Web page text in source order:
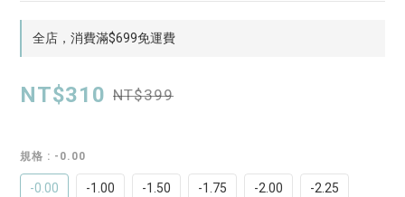
全店，消費滿$699免運費
NT$310 NT$399
規格 : -0.00
-0.00 -1.00 -1.50 -1.75 -2.00 -2.25